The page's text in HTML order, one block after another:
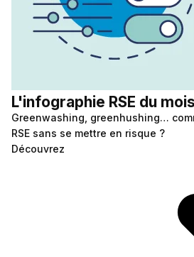
L'infographie RSE du mois
Greenwashing, greenhushing…
RSE sans se mettre en risque ?
Découvrez